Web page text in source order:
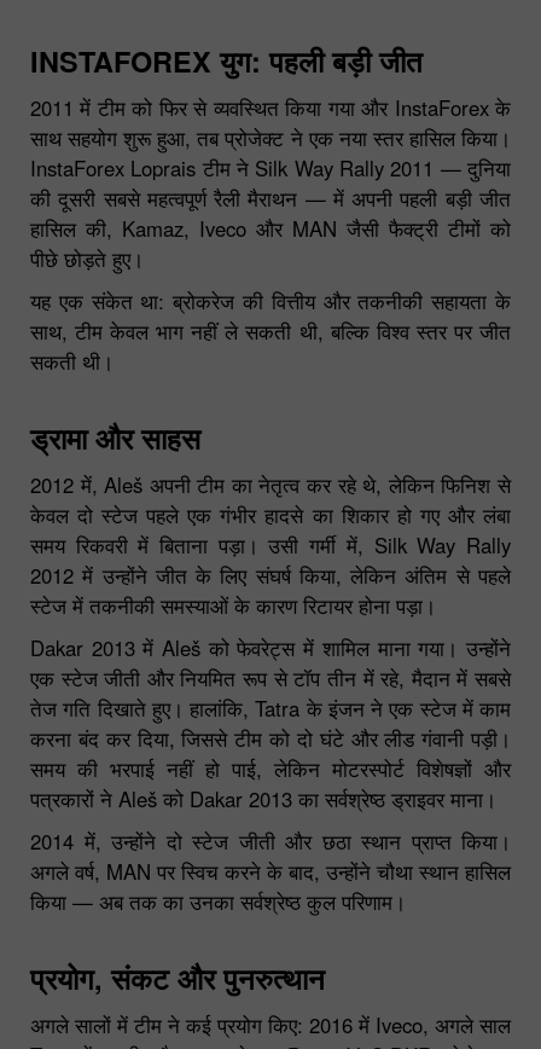
INSTAFOREX युग: पहली बड़ी जीत
2011 में टीम को फिर से व्यवस्थित किया गया और InstaForex के
साथ सहयोग शुरू हुआ, तब प्रोजेक्ट ने एक नया स्तर हासिल किया।
InstaForex Loprais टीम ने Silk Way Rally 2011 — दुनिया
की दूसरी सबसे महत्वपूर्ण रैली मैराथन — में अपनी पहली बड़ी जीत
हासिल की, Kamaz, Iveco और MAN जैसी फैक्ट्री टीमों को
पीछे छोड़ते हुए।
यह एक संकेत था: ब्रोकरेज की वित्तीय और तकनीकी सहायता के
साथ, टीम केवल भाग नहीं ले सकती थी, बल्कि विश्व स्तर पर जीत
सकती थी।
ड्रामा और साहस
2012 में, Aleš अपनी टीम का नेतृत्व कर रहे थे, लेकिन फिनिश से
केवल दो स्टेज पहले एक गंभीर हादसे का शिकार हो गए और लंबा
समय रिकवरी में बिताना पड़ा। उसी गर्मी में, Silk Way Rally
2012 में उन्होंने जीत के लिए संघर्ष किया, लेकिन अंतिम से पहले
स्टेज में तकनीकी समस्याओं के कारण रिटायर होना पड़ा।
Dakar 2013 में Aleš को फेवरेट्स में शामिल माना गया। उन्होंने
एक स्टेज जीती और नियमित रूप से टॉप तीन में रहे, मैदान में सबसे
तेज गति दिखाते हुए। हालांकि, Tatra के इंजन ने एक स्टेज में काम
करना बंद कर दिया, जिससे टीम को दो घंटे और लीड गंवानी पड़ी।
समय की भरपाई नहीं हो पाई, लेकिन मोटरस्पोर्ट विशेषज्ञों और
पत्रकारों ने Aleš को Dakar 2013 का सर्वश्रेष्ठ ड्राइवर माना।
2014 में, उन्होंने दो स्टेज जीती और छठा स्थान प्राप्त किया।
अगले वर्ष, MAN पर स्विच करने के बाद, उन्होंने चौथा स्थान हासिल
किया — अब तक का उनका सर्वश्रेष्ठ कुल परिणाम।
प्रयोग, संकट और पुनरुत्थान
अगले सालों में टीम ने कई प्रयोग किए: 2016 में Iveco, अगले साल